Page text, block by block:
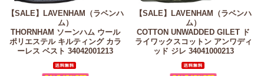
【SALE】
LAVENHAM（ラベンハ
ム）
THORNHAM ソーンハム ウール
ポリエステル キルティング カラ
ーレス ベスト 34042001213
【SALE】
LAVENHAM（ラベンハ
ム）
COTTON UNWADDED GILET ド
ライワックスコットン アンワディ
ッド ジレ 34041000213